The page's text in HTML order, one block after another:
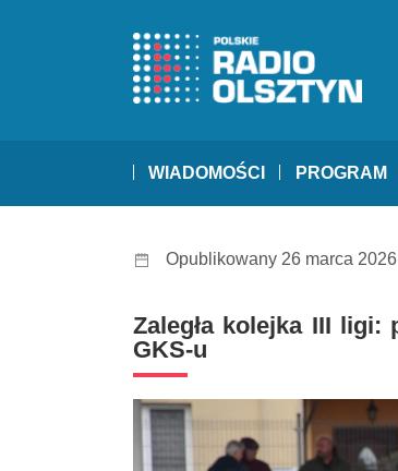
WIADOMOŚCI PROGRAM
Opublikowany 26 marca 2026
Zaległa kolejka III
GKS-u